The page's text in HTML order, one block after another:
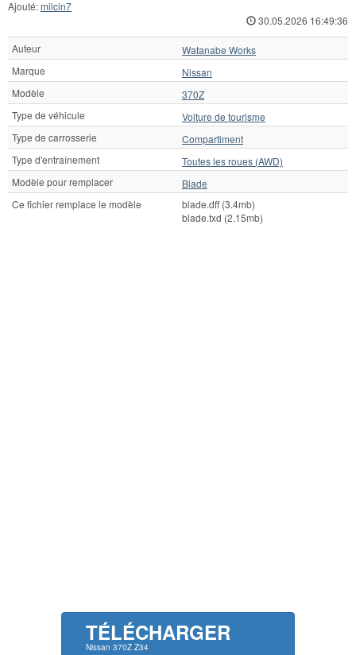
Ajouté:milcin7
30.05.2026 16:49:36
Auteur
Watanabe Works
Marque
Nissan
Modèle
370Z
Type de véhicule
Voiture de tourisme
Type de carrosserie
Compartiment
Type d'entraînement
Toutes les roues (AWD)
Modèle pour remplacer
Blade
Ce fichier remplace le modèle
blade.dff (3.4mb)
blade.txd (2.15mb)
TÉLÉCHARGER
Nissan 370Z Z34